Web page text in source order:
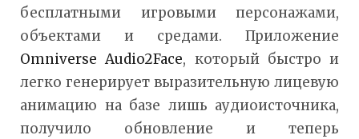
бесплатными игровыми персонажами,
объектами и средами. Приложение
Omniverse Audio2Face, который быстро и
легко генерирует выразительную лицевую
анимацию на базе лишь аудиоисточника,
получило обновление и теперь